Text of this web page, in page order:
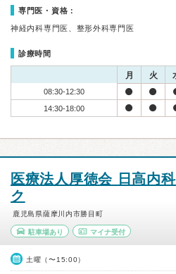
専門医・資格：
神経内科専門医、整形外科専門医
診療時間
月 火
08:30-12:30
14:30-18:00
医療法人厚徳会 日高内
ク
鹿児島県薩摩川内市勝目町
駐車場あり マイナ受付
土曜（〜15:00）